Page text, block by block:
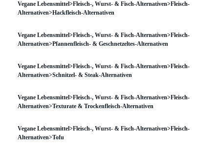
Vegane Lebensmittel>Fleisch-, Wurst- & Fisch-Alternativen>Fleisch-
Alternativen>Hackfleisch-Alternativen
Vegane Lebensmittel>Fleisch-, Wurst- & Fisch-Alternativen>Fleisch-
Alternativen>Pfannenfleisch- & Geschnetzeltes-Alternativen
Vegane Lebensmittel>Fleisch-, Wurst- & Fisch-Alternativen>Fleisch-
Alternativen>Schnitzel- & Steak-Alternativen
Vegane Lebensmittel>Fleisch-, Wurst- & Fisch-Alternativen>Fleisch-
Alternativen>Texturate & Trockenfleisch-Alternativen
Vegane Lebensmittel>Fleisch-, Wurst- & Fisch-Alternativen>Fleisch-
Alternativen>Tofu